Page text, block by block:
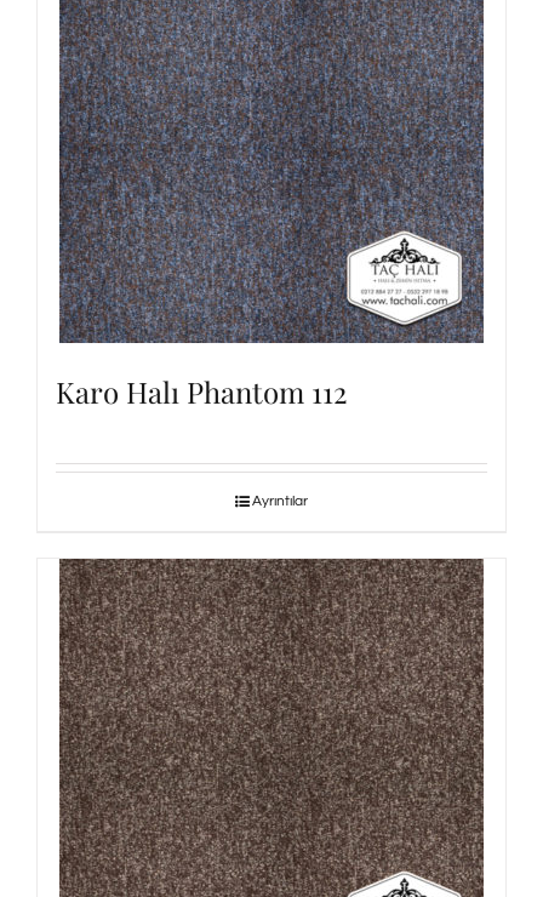
Karo Halı Phantom 112
Ayrıntılar